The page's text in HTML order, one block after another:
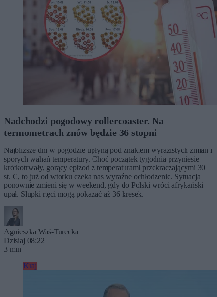
Nadchodzi pogodowy rollercoaster. Na
termometrach znów będzie 36 stopni
Najbliższe dni w pogodzie upłyną pod znakiem wyrazistych zmian i
sporych wahań temperatury. Choć początek tygodnia przyniesie
krótkotrwały, gorący epizod z temperaturami przekraczającymi 30
st. C, to już od wtorku czeka nas wyraźne ochłodzenie. Sytuacja
ponownie zmieni się w weekend, gdy do Polski wróci afrykański
upał. Słupki rtęci mogą pokazać aż 36 kresek.
Agnieszka Waś-Turecka
Dzisiaj 08:22
3 min
Kraj